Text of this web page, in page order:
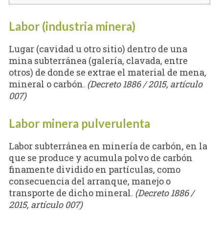
Labor (industria minera)
Lugar (cavidad u otro sitio) dentro de una
mina subterránea (galería, clavada, entre
otros) de donde se extrae el material de mena,
mineral o carbón. (Decreto 1886 / 2015, artículo
007)
Labor minera pulverulenta
Labor subterránea en minería de carbón, en la
que se produce y acumula polvo de carbón
finamente dividido en partículas, como
consecuencia del arranque, manejo o
transporte de dicho mineral. (Decreto 1886 /
2015, artículo 007)